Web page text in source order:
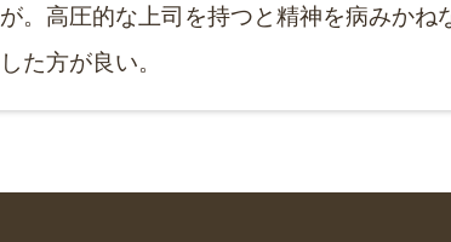
が。高圧的な上司を持つと精神を病みか
した方が良い。